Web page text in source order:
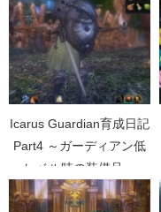
Icarus Guardian育成日記
Part4 ～ガーディアン低
レベル時の装備品～